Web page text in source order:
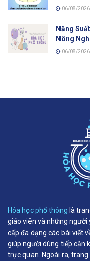
06/08/2026
Năng
Nông
06/08/2026
Hóa học phổ thông là
giáo viên và những người
cấp đa dạng các bài viết
giúp người dùng tiếp cận
trực quan. Ngoài ra,